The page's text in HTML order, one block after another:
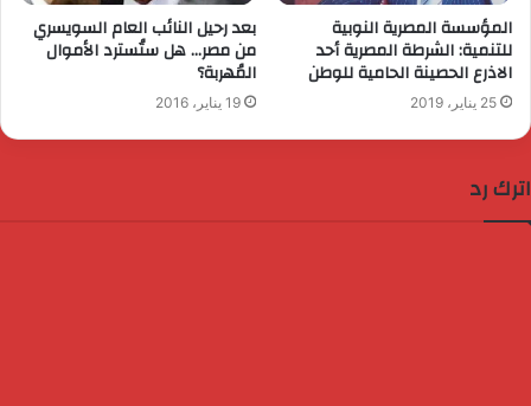
المؤسسة المصرية النوبية
للتنمية: الشرطة المصرية أحد
الاذرع الحصينة الحامية للوطن
25 يناير، 2019
بعد رحيل النائب العام السويسري
من مصر… هل ستُسترد الأموال
المُهربة؟
19 يناير، 2016
اترك رد